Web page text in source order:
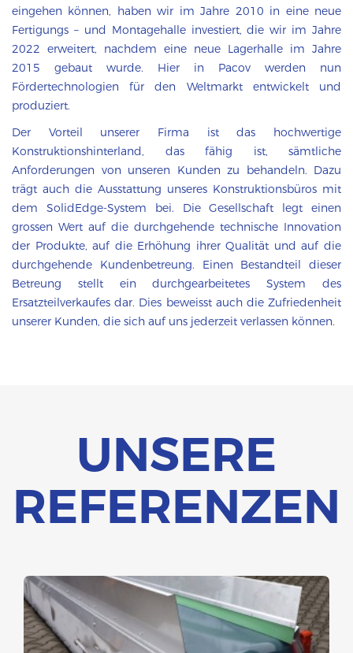
eingehen können, haben wir im Jahre 2010 in eine neue
Fertigungs – und Montagehalle investiert, die wir im Jahre
2022 erweitert, nachdem eine neue Lagerhalle im Jahre
2015 gebaut wurde. Hier in Pacov werden nun
Fördertechnologien für den Weltmarkt entwickelt und
produziert.
Der Vorteil unserer Firma ist das hochwertige
Konstruktionshinterland, das fähig ist, sämtliche
Anforderungen von unseren Kunden zu behandeln. Dazu
trägt auch die Ausstattung unseres Konstruktionsbüros mit
dem SolidEdge-System bei. Die Gesellschaft legt einen
grossen Wert auf die durchgehende technische Innovation
der Produkte, auf die Erhöhung ihrer Qualität und auf die
durchgehende Kundenbetreung. Einen Bestandteil dieser
Betreung stellt ein durchgearbeitetes System des
Ersatzteilverkaufes dar. Dies beweisst auch die Zufriedenheit
unserer Kunden, die sich auf uns jederzeit verlassen können.
UNSERE
REFERENZEN